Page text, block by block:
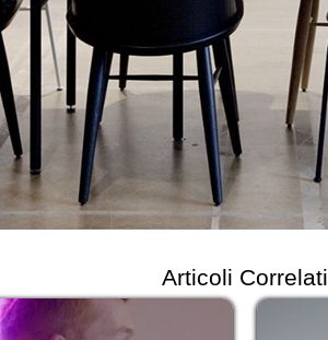
Articoli Correlati